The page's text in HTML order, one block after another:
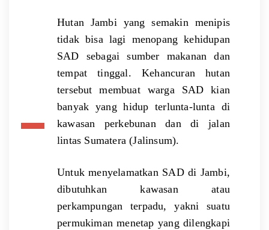
Hektare HGU
PT Tebo
Indah
Hancur, Ada
yang Sengaja
Hutan Jambi yang semakin menipis
tidak bisa lagi menopang kehidupan
SAD sebagai sumber makanan dan
tempat tinggal. Kehancuran hutan
tersebut membuat warga SAD kian
banyak yang hidup terlunta-lunta di
kawasan perkebunan dan di jalan
lintas Sumatera (Jalinsum).
Untuk menyelamatkan SAD di Jambi,
dibutuhkan kawasan atau
perkampungan terpadu, yakni suatu
permukiman menetap yang dilengkapi